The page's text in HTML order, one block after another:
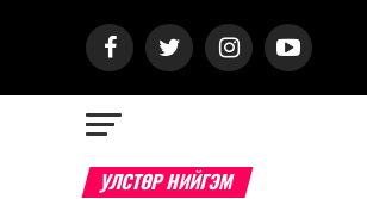
УЛСТӨР НИЙГЭМ